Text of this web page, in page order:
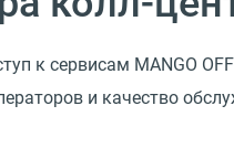
к сервисам MANGO
и качество